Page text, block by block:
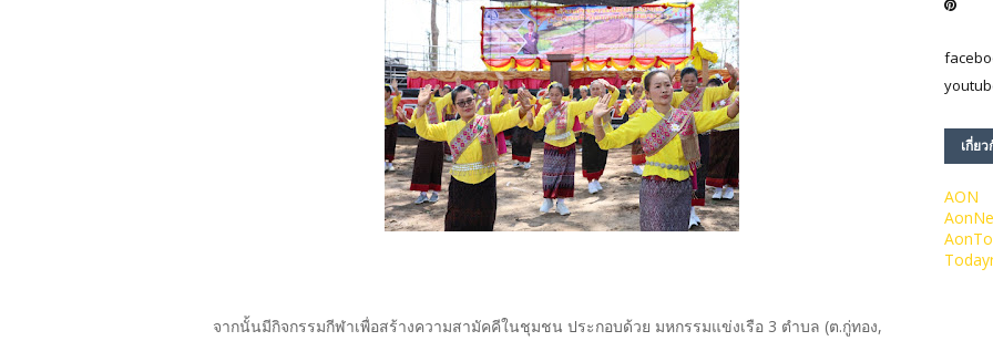
จากนั้นมีกิจกรรมกีฬาเพื่อสร้างความสามัคคีในชุมชน ประกอบด้วย มหกรรมแข่งเรือ 3 ตำบล (ต.กู่ทอง,
เกี่ย
AON